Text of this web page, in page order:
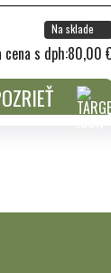
Na sklade
cena s dph:80,00